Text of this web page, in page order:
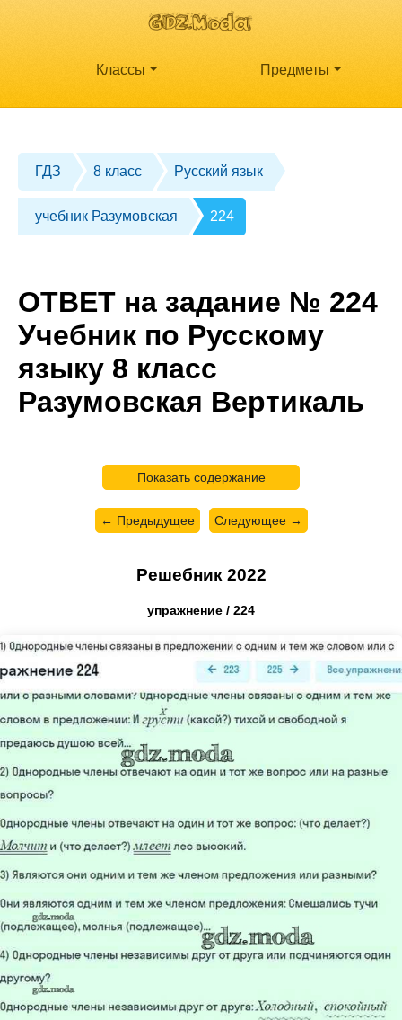
Классы Предметы
ГДЗ 8 класс Русский язык
учебник Разумовская 224
ОТВЕТ на задание № 224
Учебник по Русскому
языку 8 класс
Разумовская Вертикаль
Показать содержание
← Предыдущее Следующее →
Решебник 2022
упражнение / 224